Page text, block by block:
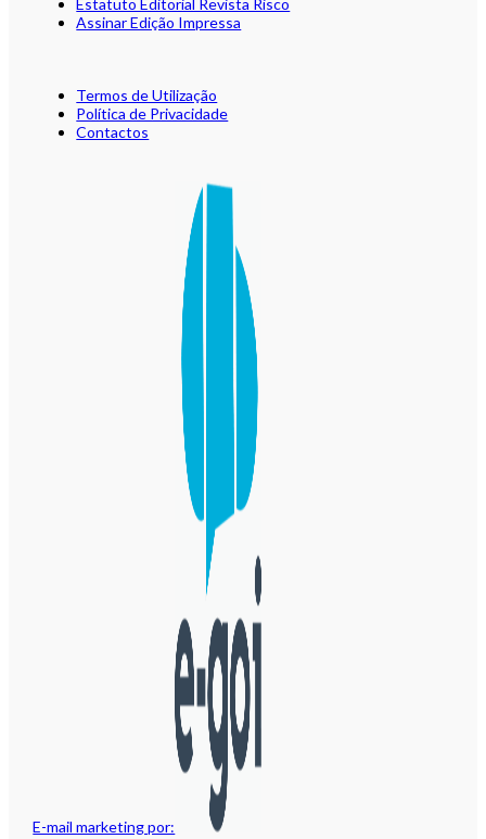
E-mail marketing por:
Estatuto Editorial Revista Risco
Assinar Edição Impressa
Termos de Utilização
Política de Privacidade
Contactos